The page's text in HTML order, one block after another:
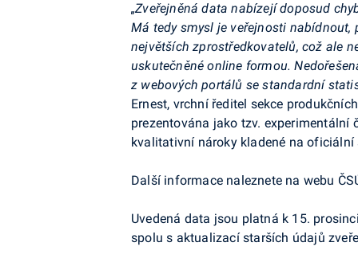
„Zveřejněná data nabízejí doposud
Má tedy smysl je veřejnosti
největších zprostředkovatelů, což ale
uskutečněné online formou.
z webových portálů se standardní
Ernest, vrchní ředitel sekce
prezentována jako tzv.
kvalitativní nároky kladené na
Další informace naleznete na webu
Uvedená data jsou platná k 15.
spolu s aktualizací starších údajů